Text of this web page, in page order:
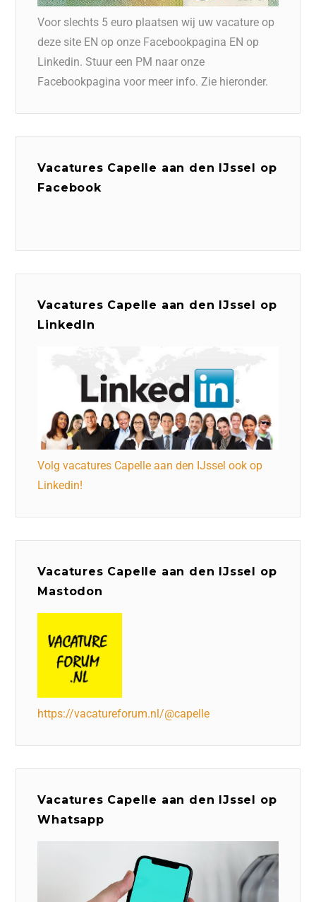
Voor slechts 5 euro plaatsen wij uw vacature op
deze site EN op onze Facebookpagina EN op
Linkedin. Stuur een PM naar onze
Facebookpagina voor meer info. Zie hieronder.
Vacatures Capelle aan den IJssel op
Facebook
Vacatures Capelle aan den IJssel op
LinkedIn
Volg vacatures Capelle aan den IJssel ook op
Linkedin!
Vacatures Capelle aan den IJssel op
Mastodon
https://vacatureforum.nl/@capelle
Vacatures Capelle aan den IJssel op
Whatsapp